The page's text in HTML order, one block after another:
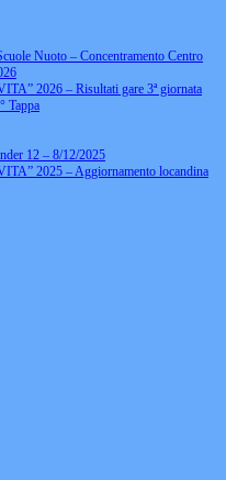
Nuoto – Concentramento Centro
2026 – Risultati gare 3ª giornata
Tappa
12 – 8/12/2025
2025 – Aggiornamento locandina